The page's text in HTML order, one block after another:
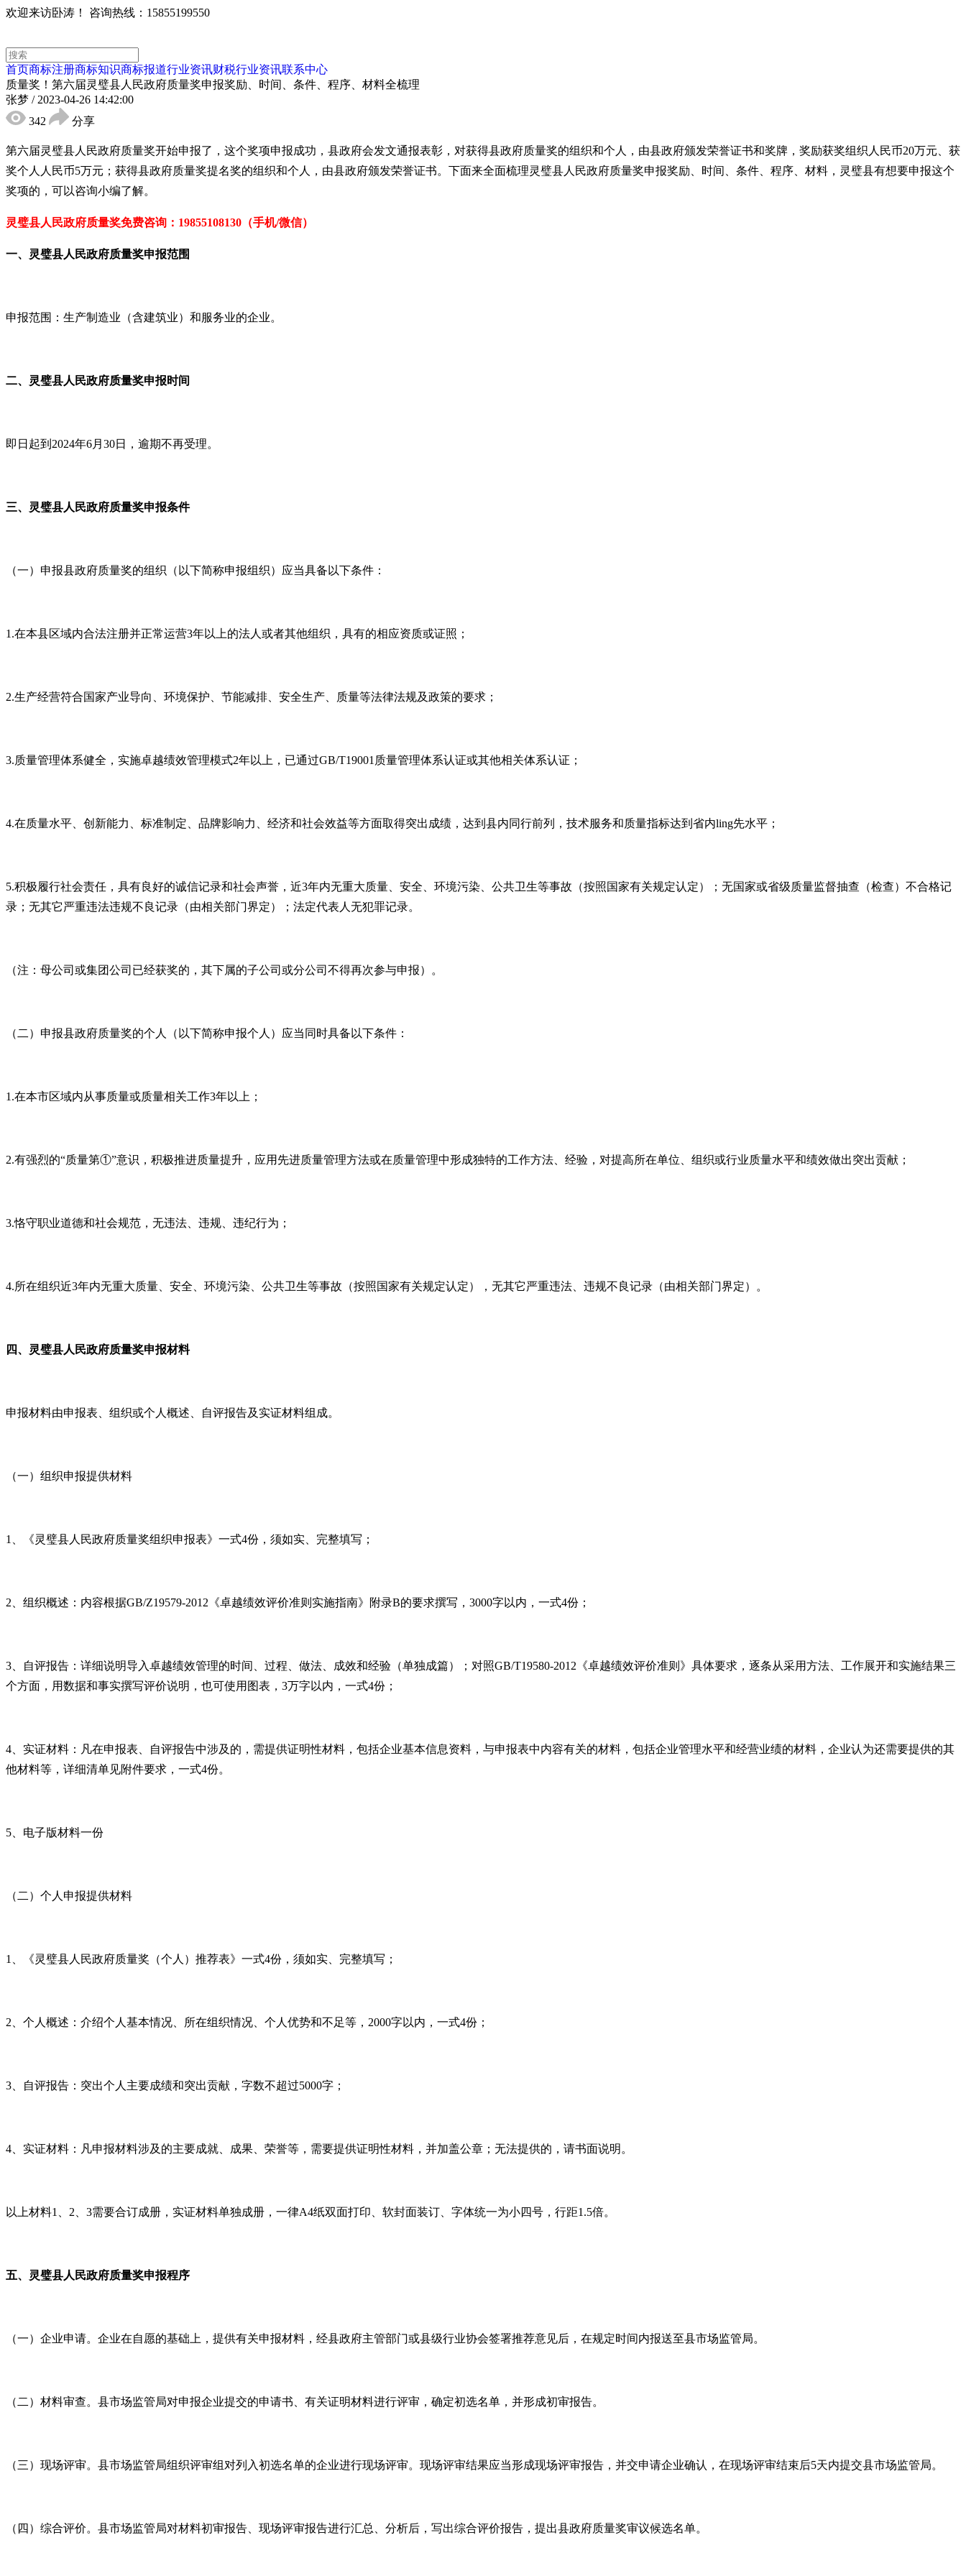
欢迎来访卧涛！ 咨询热线：15855199550
首页商标注册商标知识商标报道行业资讯财税行业资讯联系中心
质量奖！第六届灵璧县人民政府质量奖申报奖励、时间、条件、程序、材料全梳理
张梦 / 2023-04-26 14:42:00
342
分享
第六届灵璧县人民政府质量奖开始申报了，这个奖项申报成功， 县政府会发文通报表彰 ， 对获得县政府质量奖的组织和个人，由县政府颁发荣誉证书和奖牌，奖励获奖组织人民币20万元、获
奖个人人民币5万元；获得县政府质量奖提名奖的组织和个人，由县政府颁发荣誉证书。 下面来全面梳理灵璧县人民政府质量奖申报奖励、时间、条件、程序、材料，灵璧县有想要申报这个
奖项的，可以咨询小编了解。
灵璧县人民政府质量奖免费咨询： 19855108130（手机/微信）
一、灵璧县人民政府质量奖申报范围
申报范围：生产制造业（含建筑业）和服务业的企业。
二、灵璧县人民政府质量奖申报时间
即日起到 2024年6月 30日，逾期不再受理。
三、灵璧县人民政府质量奖申报条件
（一）申报县政府质量奖的组织（以下简称申报组织）应当具备以下条件：
1.在本县区域内合法注册并正常运营3年以上的法人或者其他组织，具有的相应资质或证照；
2.生产经营符合国家产业导向、环境保护、节能减排、安全生产、质量等法律法规及政策的要求；
3.质量管理体系健全，实施卓越绩效管理模式2年以上，已通过GB/T19001 质量管理体系认证或其他相关体系认证；
4.在质量水平、创新能力、标准制定、品牌影响力、经济和社会效益等方面取得突出成绩，达到县内同行前列，技术服务和质量指标达到省内ling先水平；
5.积极履行社会责任，具有良好的诚信记录和社会声誉，近3年内无重大质量、安全、环境污染、公共卫生等事故（按照国家有关规定认定）；无国家或省级质量监督抽查（检查）不合格记
录；无其它严重违法违规不良记录（由相关部门界定）；法定代表人无犯罪记录。
（注：母公司或集团公司已经获奖的，其下属的子公司或分公司不得再次参与申报）。
（二）申报县政府质量奖的个人（以下简称申报个人）应当同时具备以下条件：
1.在本市区域内从事质量或质量相关工作3年以上；
2.有强烈的“质量第①”意识，积极推进质量提升，应用先进质量管理方法或在质量管理中形成独特的工作方法、经验，对提高所在单位、组织或行业质量水平和绩效做出突出贡献；
3.恪守职业道德和社会规范，无违法、违规、违纪行为；
4.所在组织近3年内无重大质量、安全、环境污染、公共卫生等事故（按照国家有关规定认定），无其它严重违法、违规不良记录（由相关部门界定）。
四、灵璧县人民政府质量奖申报材料
申报材料由申报表、组织或个人概述、自评报告及实证材料组成。
（一）组织申报提供材料
1 、《灵璧县人民政府质量奖组织申报表》一式4份，须如实、完整填写；
2 、组织概述：内容根据GB/Z19579-2012 《卓越绩效评价准则实施指南》附录B的要求撰写， 3000字以内，一式4份；
3 、自评报告：详细说明导入卓越绩效管理的时间、过程、做法、成效和经验（单独成篇）；对照GB/T19580-2012 《卓越绩效评价准则》具体要求，逐条从采用方法、工作展开和实施结果三
个方面，用数据和事实撰写评价说明，也可使用图表， 3万字以内，一式4份；
4 、实证材料：凡在申报表、自评报告中涉及的，需提供证明性材料，包括企业基本信息资料，与申报表中内容有关的材料，包括企业管理水平和经营业绩的材料，企业认为还需要提供的其
他材料等，详细清单见附件要求，一式4份。
5 、电子版材料一份
（二）个人申报提供材料
1 、《灵璧县人民政府质量奖（个人）推荐表》一式4份，须如实、完整填写；
2 、个人概述：介绍个人基本情况、所在组织情况、个人优势和不足等， 2000字以内，一式4份；
3 、自评报告：突出个人主要成绩和突出贡献，字数不超过5000字；
4 、实证材料：凡申报材料涉及的主要成就、成果、荣誉等，需要提供证明性材料，并加盖公章；无法提供的，请书面说明。
以上材料1 2 3需要合订成册，实证材料单独成册，一律A4纸双面打印、软封面装订、字体统一为小四号，行距1.5倍。
五、灵璧县人民政府质量奖申报程序
（一）企业申请。企业在自愿的基础上，提供有关申报材料，经县政府主管部门或县级行业协会签署推荐意见后，在规定时间内报送至县市场监管局。
（二）材料审查。县市场监管局对申报企业提交的申请书、有关证明材料进行评审，确定初选名单，并形成初审报告。
（三）现场评审。县市场监管局组织评审组对列入初选名单的企业进行现场评审。现场评审结果应当形成现场评审报告，并交申请企业确认，在现场评审结束后5天内提交县市场监管局。
（四）综合评价。县市场监管局对材料初审报告、现场评审报告进行汇总、分析后，写出综合评价报告，提出县政府质量奖审议候选名单。